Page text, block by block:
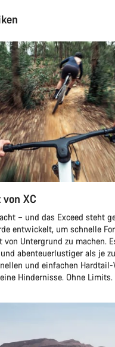
XC
– und das Exceed steht
entwickelt, um schnelle
von Untergrund zu machen.
abenteuerlustiger als je
und einfachen
Hindernisse. Ohne Limits.